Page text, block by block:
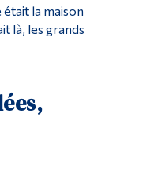
la maison
là, les grands